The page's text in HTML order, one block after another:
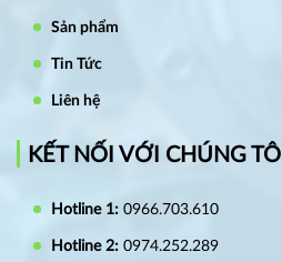
Sản phẩm
Tin Tức
Liên hệ
KẾT NỐI VỚI CHÚNG TÔI
Hotline 1: 0966.703.610
Hotline 2: 0974.252.289